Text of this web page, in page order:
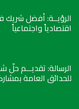
الرؤيــة: أفضل
اقتصادياً واجتماعياً
الرسالة: تقديـــم حلّ
للحدائق العامة